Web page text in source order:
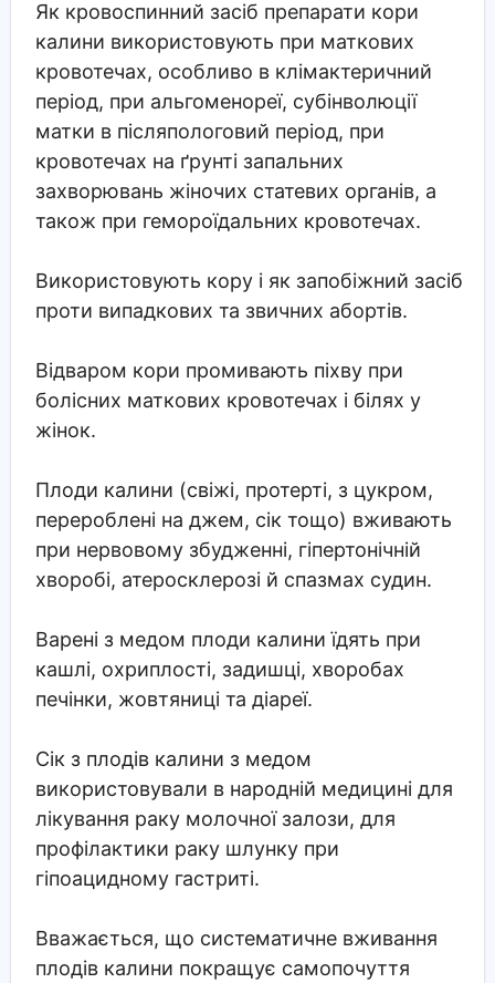
Як кровоспинний засіб препарати кори
калини використовують при маткових
кровотечах, особливо в клімактеричний
період, при альгоменореї, субінволюції
матки в післяпологовий період, при
кровотечах на ґрунті запальних
захворювань жіночих статевих органів, а
також при гемороїдальних кровотечах.
Використовують кору і як запобіжний засіб
проти випадкових та звичних абортів.
Відваром кори промивають піхву при
болісних маткових кровотечах і білях у
жінок.
Плоди калини (свіжі, протерті, з цукром,
перероблені на джем, сік тощо) вживають
при нервовому збудженні, гіпертонічній
хворобі, атеросклерозі й спазмах судин.
Варені з медом плоди калини їдять при
кашлі, охриплості, задишці, хворобах
печінки, жовтяниці та діареї.
Сік з плодів калини з медом
використовували в народній медицині для
лікування раку молочної залози, для
профілактики раку шлунку при
гіпоацидному гастриті.
Вважається, що систематичне вживання
плодів калини покращує самопочуття